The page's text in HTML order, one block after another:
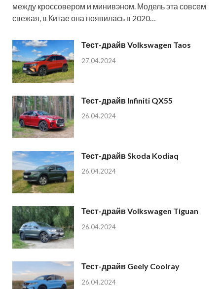
между кроссовером и минивэном. Модель эта совсем
свежая, в Китае она появилась в 2020…
Тест-драйв Volkswagen Taos
27.04.2024
Тест-драйв Infiniti QX55
26.04.2024
Тест-драйв Skoda Kodiaq
26.04.2024
Тест-драйв Volkswagen Tiguan
26.04.2024
Тест-драйв Geely Coolray
26.04.2024